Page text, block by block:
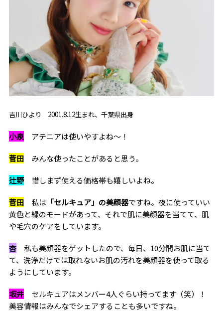
吉川ひより 2001.8.12生まれ、千葉県出身
小泉 アテニアは使いやすよね～！
菅田 みんな使ったことがあると思う。
辻野 惜しまず使える価格帯も嬉しいよね。
菅田 私は 「セルキュア」の美顔器ですね。夜に使っていい
黄色と緑のモードがあって、それで肌に美顔器を当てて、肌
や毛穴のケアをしています。
杏
私も美顔器をゲットしたので、毎日、10分間お肌に当て
て、洗浄だけでは取れないお肌の汚れを美顔器を使って取る
ようにしています。
坂井
セルキュアはメンバー4人ぐらい持ってます（笑）！
美容情報はみんなでシェアすることも多いですね。